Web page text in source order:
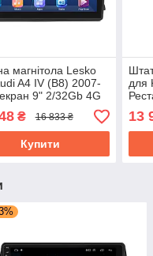
магнітола Lesko
A4 IV (B8) 2007-
9" 2/32Gb 4G
₴ 16 833 ₴
Купити
для
WiFi
13